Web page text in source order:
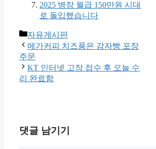
2025 병장 월급 150만원 시대
로 돌입했습니다
카
테
고
리
자유게시판
메가커피 치즈품은 감자빵 포장
주문
KT 인터넷 고장 접수 후 오늘 수
리 완료함
댓글 남기기